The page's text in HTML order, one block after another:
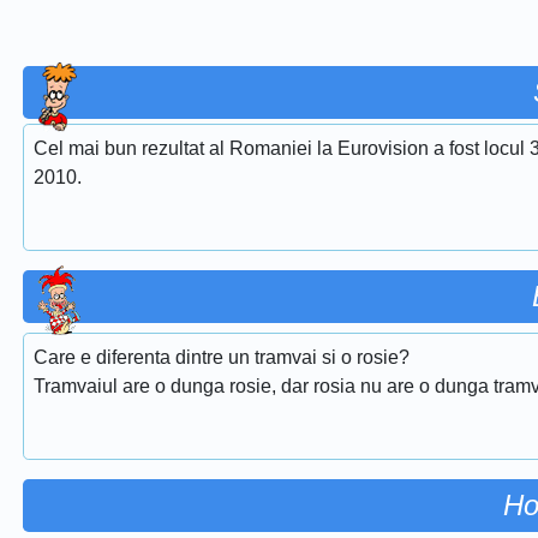
Cel mai bun rezultat al Romaniei la Eurovision a fost
2010.
Care e diferenta dintre un tramvai si o rosie?
Tramvaiul are o dunga rosie, dar rosia nu are o dunga